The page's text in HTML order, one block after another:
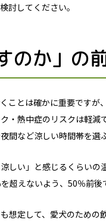
討してください。
のか」の
ことは確かに重要です
・熱中症のリスクは軽減
間など涼しい時間帯を選
しい」と感じるくらい
超えないよう、50％前後
想定して、愛犬のための